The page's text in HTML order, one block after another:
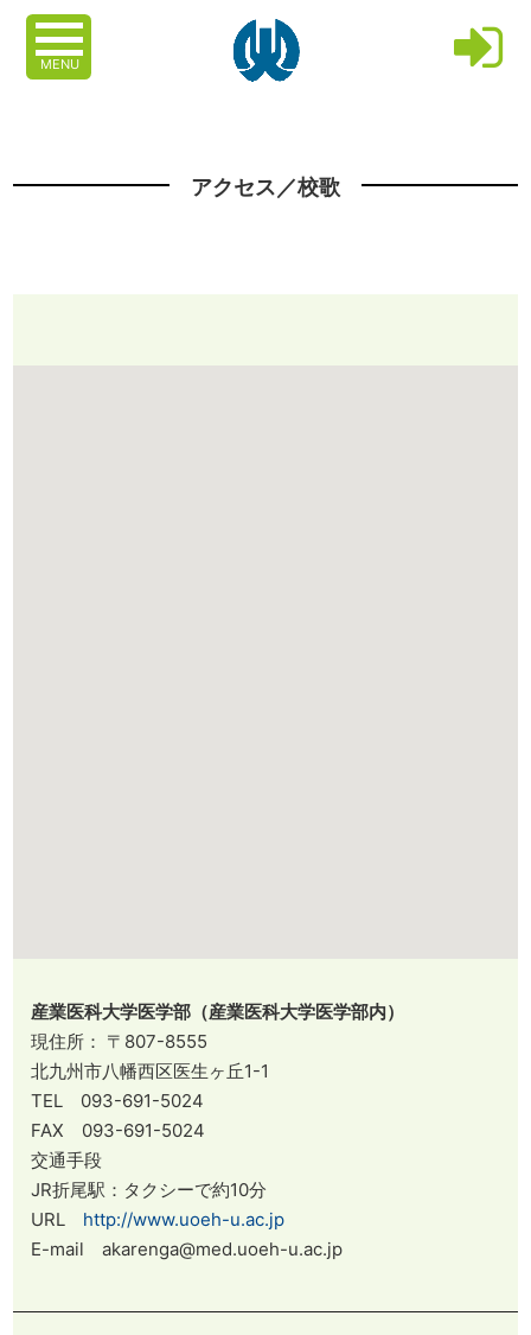
MENU
アクセス／校歌
産業医科大学医学部（産業医科大学医学部内）
現住所： 〒807-8555
北九州市八幡西区医生ヶ丘1-1
TEL 093-691-5024
FAX 093-691-5024
交通手段
JR折尾駅：タクシーで約10分
URL http://www.uoeh-u.ac.jp
E-mail akarenga@med.uoeh-u.ac.jp